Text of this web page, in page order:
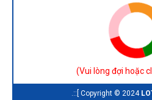
(Vui lòng đợi hoặc
.::[ Copyright © 2024